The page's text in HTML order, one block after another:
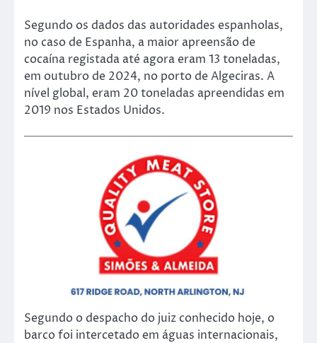
Segundo os dados das autoridades espanholas,
no caso de Espanha, a maior apreensão de
cocaína registada até agora eram 13 toneladas,
em outubro de 2024, no porto de Algeciras. A
nível global, eram 20 toneladas apreendidas em
2019 nos Estados Unidos.
Segundo o despacho do juiz conhecido hoje, o
barco foi intercetado em águas internacionais,